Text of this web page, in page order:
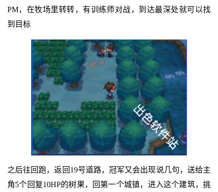
PM，在牧场里转转，有训练师对战，到达最深处就可以找
到目标
之后往回跑，返回19号道路，冠军又会出现说几句，送给主
角5个回复10HP的树果，回第一个城镇，进入这个建筑，挑